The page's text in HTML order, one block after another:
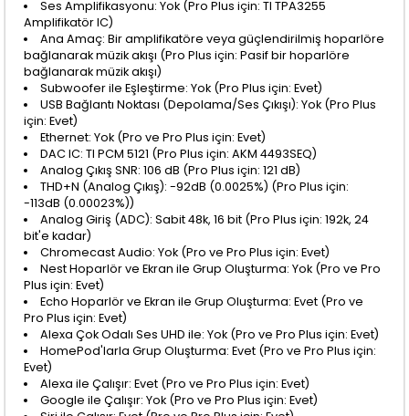
Ses Amplifikasyonu: Yok (Pro Plus için: TI TPA3255
Amplifikatör IC)
Ana Amaç: Bir amplifikatöre veya güçlendirilmiş hoparlöre
bağlanarak müzik akışı (Pro Plus için: Pasif bir hoparlöre
bağlanarak müzik akışı)
Subwoofer ile Eşleştirme: Yok (Pro Plus için: Evet)
USB Bağlantı Noktası (Depolama/Ses Çıkışı): Yok (Pro Plus
için: Evet)
Ethernet: Yok (Pro ve Pro Plus için: Evet)
DAC IC: TI PCM 5121 (Pro Plus için: AKM 4493SEQ)
Analog Çıkış SNR: 106 dB (Pro Plus için: 121 dB)
THD+N (Analog Çıkış): -92dB (0.0025%) (Pro Plus için:
-113dB (0.00023%))
Analog Giriş (ADC): Sabit 48k, 16 bit (Pro Plus için: 192k, 24
bit'e kadar)
Chromecast Audio: Yok (Pro ve Pro Plus için: Evet)
Nest Hoparlör ve Ekran ile Grup Oluşturma: Yok (Pro ve Pro
Plus için: Evet)
Echo Hoparlör ve Ekran ile Grup Oluşturma: Evet (Pro ve
Pro Plus için: Evet)
Alexa Çok Odalı Ses UHD ile: Yok (Pro ve Pro Plus için: Evet)
HomePod'larla Grup Oluşturma: Evet (Pro ve Pro Plus için:
Evet)
Alexa ile Çalışır: Evet (Pro ve Pro Plus için: Evet)
Google ile Çalışır: Yok (Pro ve Pro Plus için: Evet)